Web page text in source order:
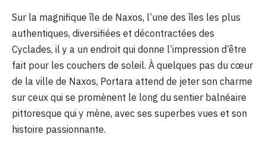
Sur la magnifique île de Naxos, l’une des îles les plus
authentiques, diversifiées et décontractées des
Cyclades, il y a un endroit qui donne l’impression d’être
fait pour les couchers de soleil. À quelques pas du cœur
de la ville de Naxos, Portara attend de jeter son charme
sur ceux qui se promènent le long du sentier balnéaire
pittoresque qui y mène, avec ses superbes vues et son
histoire passionnante.